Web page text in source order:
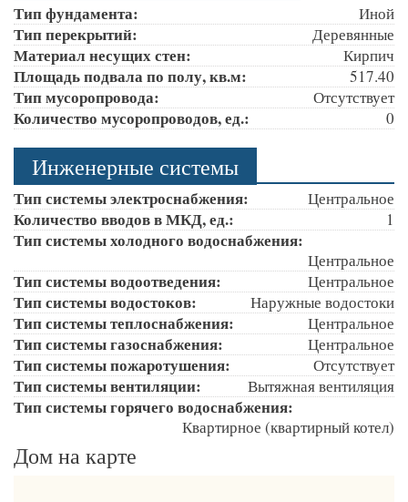
Тип фундамента: Иной
Тип перекрытий: Деревянные
Материал несущих стен: Кирпич
Площадь подвала по полу, кв.м: 517.40
Тип мусоропровода: Отсутствует
Количество мусоропроводов, ед.: 0
Инженерные системы
Тип системы электроснабжения: Центральное
Количество вводов в МКД, ед.: 1
Тип системы холодного водоснабжения:
Центральное
Тип системы водоотведения: Центральное
Тип системы водостоков: Наружные водостоки
Тип системы теплоснабжения: Центральное
Тип системы газоснабжения: Центральное
Тип системы пожаротушения: Отсутствует
Тип системы вентиляции: Вытяжная вентиляция
Тип системы горячего водоснабжения:
Квартирное (квартирный котел)
Дом на карте